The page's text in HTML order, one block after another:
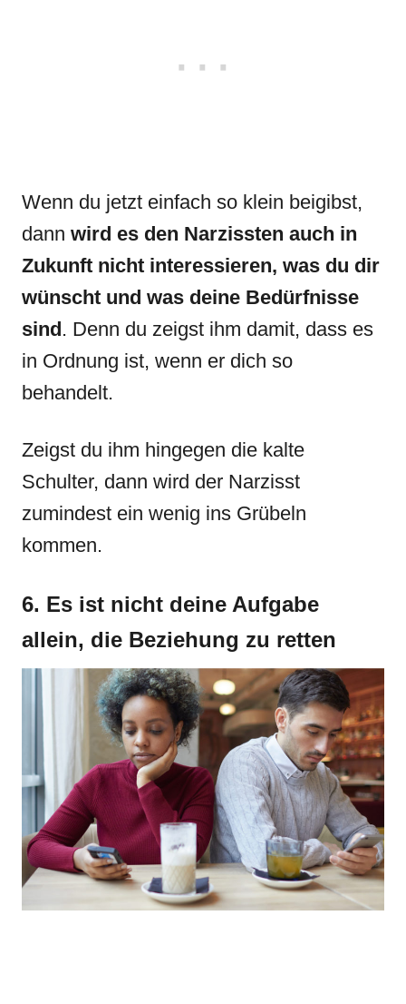
Wenn du jetzt einfach so klein beigibst,
dann wird es den Narzissten auch in
Zukunft nicht interessieren, was du dir
wünscht und was deine Bedürfnisse
sind. Denn du zeigst ihm damit, dass es
in Ordnung ist, wenn er dich so
behandelt.
Zeigst du ihm hingegen die kalte
Schulter, dann wird der Narzisst
zumindest ein wenig ins Grübeln
kommen.
6. Es ist nicht deine Aufgabe
allein, die Beziehung zu retten